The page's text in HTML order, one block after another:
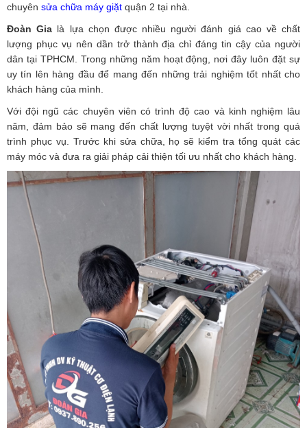
chuyên sửa chữa máy giặt quận 2 tại nhà.
Đoàn Gia là lựa chọn được nhiều người đánh giá cao về chất
lượng phục vụ nên dần trở thành địa chỉ đáng tin cậy của người
dân tại TPHCM. Trong những năm hoạt động, nơi đây luôn đặt sự
uy tín lên hàng đầu để mang đến những trải nghiệm tốt nhất cho
khách hàng của mình.
Với đội ngũ các chuyên viên có trình độ cao và kinh nghiệm lâu
năm, đảm bảo sẽ mang đến chất lượng tuyệt vời nhất trong quá
trình phục vụ. Trước khi sửa chữa, họ sẽ kiểm tra tổng quát các
máy móc và đưa ra giải pháp cải thiện tối ưu nhất cho khách hàng.